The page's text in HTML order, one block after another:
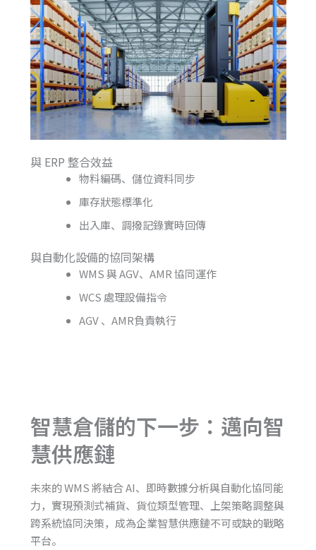
與 ERP 整合效益
物料編碼、儲位資料同步
庫存狀態標準化
出入庫、調撥記錄實時回傳
與自動化設備的協同架構
WMS 與 AGV、AMR 協同運作
WCS 處理設備指令
AGV 、AMR負責執行
智慧倉儲的下一步：邁向智
慧供應鏈
未來的 WMS 將結合 AI、即時數據分析與自動化協同能
力，實現預測式補貨、貨位類型管理、上架策略調整與
跨系統協同決策，成為企業智慧供應鏈不可或缺的戰略
平台。